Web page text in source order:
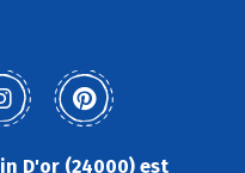
D'or (24000) est